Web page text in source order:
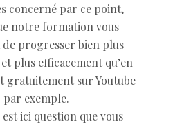
concerné par ce point,
notre formation vous
progresser bien plus
plus efficacement qu’en
gratuitement sur Youtube
par exemple.
ici question que vous